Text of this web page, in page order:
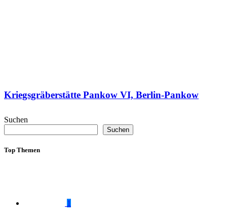
Kriegsgräberstätte Pankow VI, Berlin-Pankow
Suchen
Suchen
Top Themen
1